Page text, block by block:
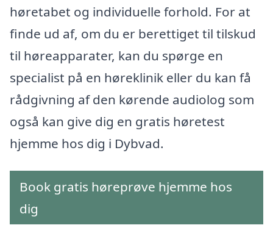
høretabet og individuelle forhold. For at
finde ud af, om du er berettiget til tilskud
til høreapparater, kan du spørge en
specialist på en høreklinik eller du kan få
rådgivning af den kørende audiolog som
også kan give dig en gratis høretest
hjemme hos dig i Dybvad.
Book gratis høreprøve hjemme hos
dig